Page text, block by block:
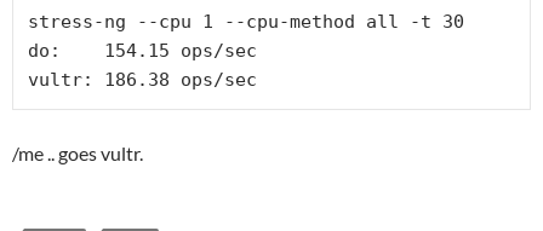
stress-ng --cpu 1 --cpu-method all -t 30
do:    154.15 ops/sec
vultr: 186.38 ops/sec
/me .. goes vultr.